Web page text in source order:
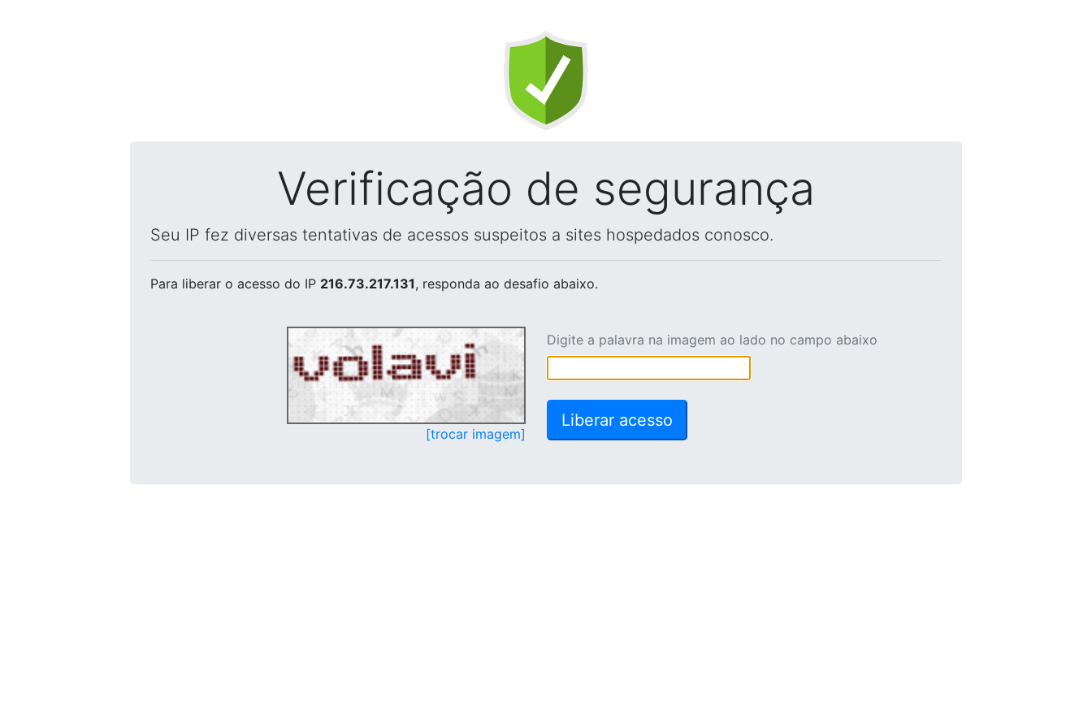
Verificação de segurança
Seu IP fez diversas tentativas de acessos suspeitos a sites hospedados conosco.
Para liberar o acesso do IP 216.73.217.131, responda ao desafio abaixo.
[trocar imagem]
Digite a palavra na imagem ao lado no campo abaixo